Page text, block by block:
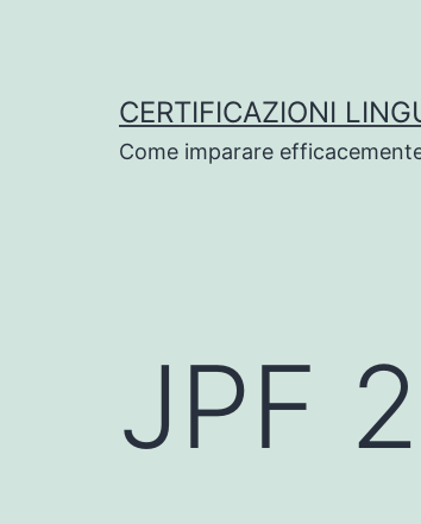
CERTIFICAZIONI
Come imparare
JPF